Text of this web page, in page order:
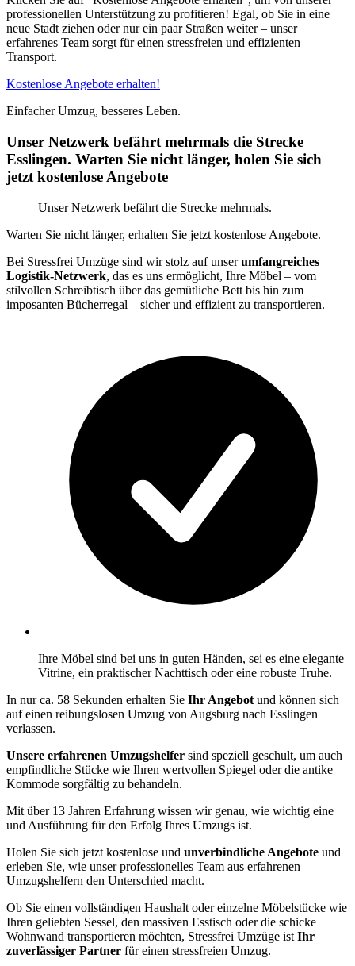
professionellen Unterstützung zu profitieren! Egal, ob Sie in eine
neue Stadt ziehen oder nur ein paar Straßen weiter – unser
erfahrenes Team sorgt für einen stressfreien und effizienten
Transport.
Kostenlose Angebote erhalten!
Einfacher Umzug, besseres Leben.
Unser Netzwerk befährt mehrmals die Strecke
Esslingen. Warten Sie nicht länger, holen Sie sich
jetzt kostenlose Angebote
Unser Netzwerk befährt die Strecke mehrmals.
Warten Sie nicht länger, erhalten Sie jetzt kostenlose Angebote.
Bei Stressfrei Umzüge sind wir stolz auf unserumfangreiches
Logistik-Netzwerk, das es uns ermöglicht, Ihre Möbel – vom
stilvollen Schreibtisch über das gemütliche Bett bis hin zum
imposanten Bücherregal – sicher und effizient zu transportieren.
Ihre Möbel sind bei uns in guten Händen, sei es eine elegante
Vitrine, ein praktischer Nachttisch oder eine robuste Truhe.
In nur ca. 58 Sekunden erhalten Sie Ihr Angebot und können sich
auf einen reibungslosen Umzug von Augsburg nach Esslingen
verlassen.
Unsere erfahrenen Umzugshelfer sind speziell geschult, um auch
empfindliche Stücke wie Ihren wertvollen Spiegel oder die antike
Kommode sorgfältig zu behandeln.
Mit über 13 Jahren Erfahrung wissen wir genau, wie wichtig eine
und Ausführung für den Erfolg Ihres Umzugs ist.
Holen Sie sich jetzt kostenlose und unverbindliche Angebote und
erleben Sie, wie unser professionelles Team aus erfahrenen
Umzugshelfern den Unterschied macht.
Ob Sie einen vollständigen Haushalt oder einzelne Möbelstücke wie
Ihren geliebten Sessel, den massiven Esstisch oder die schicke
Wohnwand transportieren möchten, Stressfrei Umzüge ist Ihr
zuverlässiger Partner für einen stressfreien Umzug.